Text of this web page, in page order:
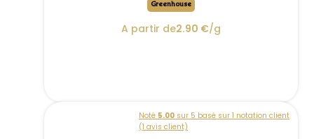
Greenhouse
A partir de2.90 €/g
Noté 5.00 sur 5 basé sur 1 notation client
(1 avis client)